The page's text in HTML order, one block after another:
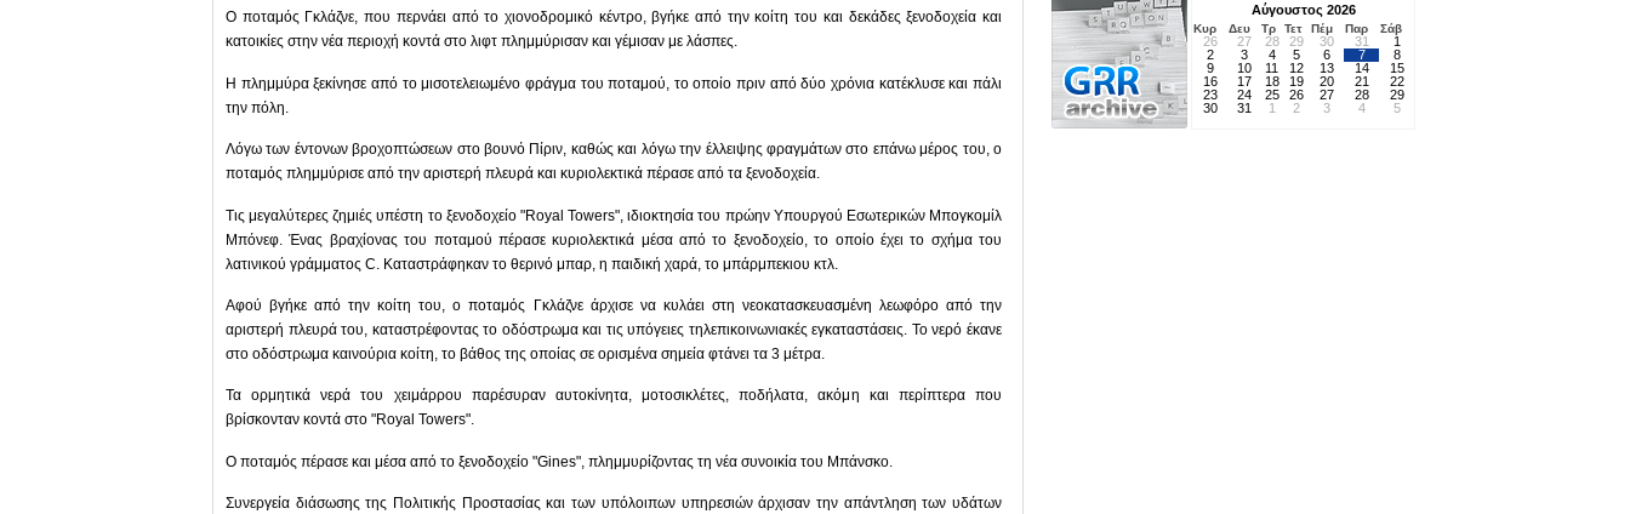
Ο ποταμός Γκλάζνε, που περνάει από το χιονοδρομικό κέντρο, βγήκε από την κοίτη του και δεκάδες ξενοδοχεία και
κατοικίες στην νέα περιοχή κοντά στο λιφτ πλημμύρισαν και γέμισαν με λάσπες.
Η πλημμύρα ξεκίνησε από το μισοτελειωμένο φράγμα του ποταμού, το οποίο πριν από δύο χρόνια κατέκλυσε και πάλι
την πόλη.
Λόγω των έντονων βροχοπτώσεων στο βουνό Πίριν, καθώς και λόγω την έλλειψης φραγμάτων στο επάνω μέρος του, ο
ποταμός πλημμύρισε από την αριστερή πλευρά και κυριολεκτικά πέρασε από τα ξενοδοχεία.
Τις μεγαλύτερες ζημιές υπέστη το ξενοδοχείο "Royal Towers", ιδιοκτησία του πρώην Υπουργού Εσωτερικών Μπογκομίλ
Μπόνεφ. Ένας βραχίονας του ποταμού πέρασε κυριολεκτικά μέσα από το ξενοδοχείο, το οποίο έχει το σχήμα του
λατινικού γράμματος С. Καταστράφηκαν το θερινό μπαρ, η παιδική χαρά, το μπάρμπεκιου κτλ.
Αφού βγήκε από την κοίτη του, ο ποταμός Γκλάζνε άρχισε να κυλάει στη νεοκατασκευασμένη λεωφόρο από την
αριστερή πλευρά του, καταστρέφοντας το οδόστρωμα και τις υπόγειες τηλεπικοινωνιακές εγκαταστάσεις. Το νερό έκανε
στο οδόστρωμα καινούρια κοίτη, το βάθος της οποίας σε ορισμένα σημεία φτάνει τα 3 μέτρα.
Τα ορμητικά νερά του χειμάρρου παρέσυραν αυτοκίνητα, μοτοσικλέτες, ποδήλατα, ακόμη και περίπτερα που
βρίσκονταν κοντά στο "Royal Towers".
Ο ποταμός πέρασε και μέσα από το ξενοδοχείο "Gines", πλημμυρίζοντας τη νέα συνοικία του Μπάνσκο.
Συνεργεία διάσωσης της Πολιτικής Προστασίας και των υπόλοιπων υπηρεσιών άρχισαν την απάντληση των υδάτων
Αύγουστος 2026
Κυρ Δευ Τρ Τετ Πέμ Παρ Σάβ
26 27 28 29 30 31
1
2
3 4 5 6 7
8
9
10 11 12 13 14
15
16
17 18 19 20 21
22
23
24 25 26 27 28
29
30
31 1 2 3 4 5